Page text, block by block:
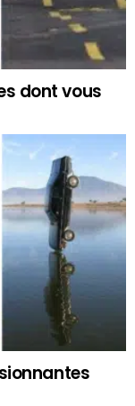
dont vous